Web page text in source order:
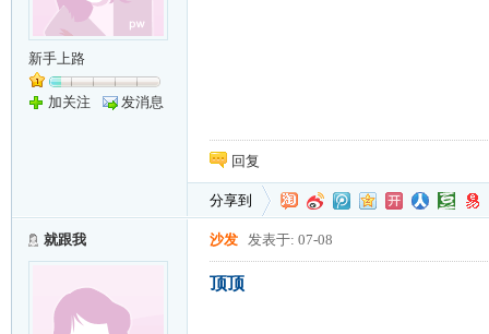
新手上路
加关注 发消息
回复
分享到
就跟我 沙发 发表于: 07-08
顶顶